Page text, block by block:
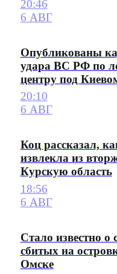
20:46
6 АВГ
Опубликованы
удара ВС РФ по
центру под
20:10
6 АВГ
Коц рассказал,
извлекла из
Курскую область
18:56
6 АВГ
Стало известно о
сбитых на
Омске